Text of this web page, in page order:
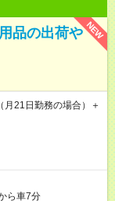
NEW
品の出荷や
21日勤務の場合）＋
ら車7分